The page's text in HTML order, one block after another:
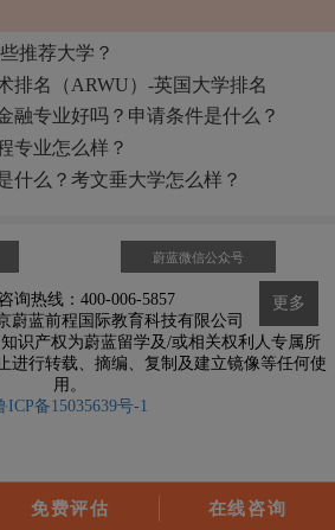
推荐大学？
排名（ARWU）-英国大学排名
融专业好吗？申请条件是什么？
专业怎么样？
什么？考文垂大学怎么样？
免费评估 在线咨询
更多
蔚蓝微信公众号
询热线：400-006-5857
蔚蓝前程国际教育科技有限公司
识产权为蔚蓝留学及/或相关权利人专属所
进行转载、摘编、复制及建立镜像等任何使
用。
ICP备15035639号-1